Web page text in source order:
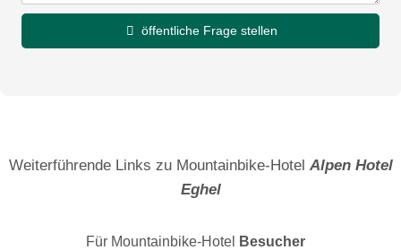
öffentliche Frage stellen
Weiterführende Links zu Mountainbike-Hotel Alpen Hotel
Eghel
Für Mountainbike-Hotel Besucher